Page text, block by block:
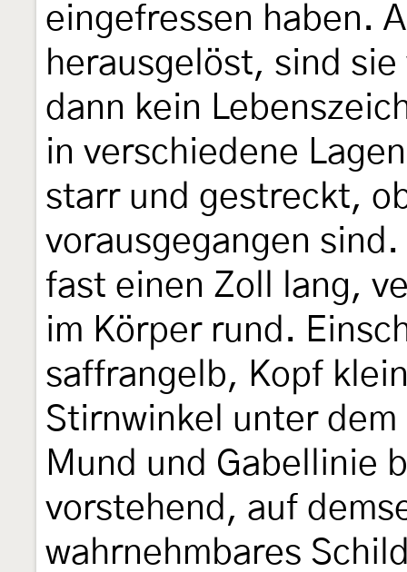
eingefressen haben.
herausgelöst, sind
dann kein
in verschiedene
starr und gestreckt,
vorausgegangen
fast einen Zoll lang,
im Körper rund.
saffrangelb, Kopf
Stirnwinkel unter
Mund und Gabellinie
vorstehend, auf
wahrnehmbares